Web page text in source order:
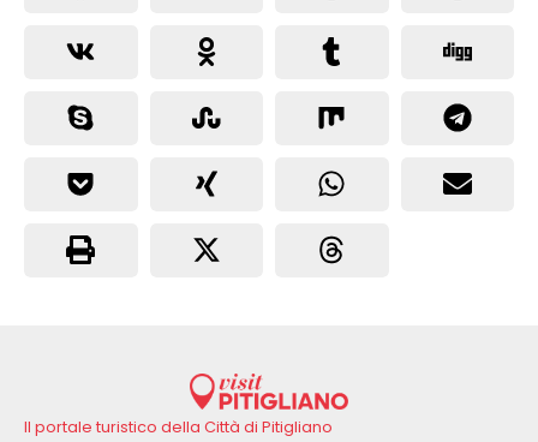
Il portale turistico della Città di Pitigliano